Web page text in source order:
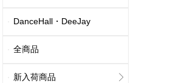
DanceHall・DeeJay
全商品
新入荷商品